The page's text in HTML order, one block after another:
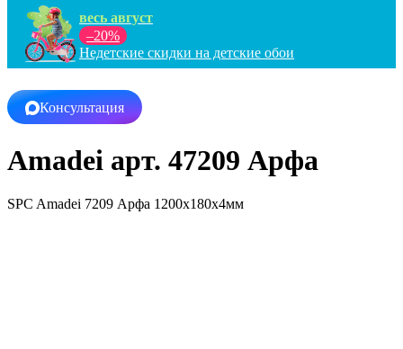
весь август
–20%
Недетские скидки на детские обои
Консультация
Amadei арт. 47209 Арфа
SPC Amadei 7209 Арфа 1200x180x4мм